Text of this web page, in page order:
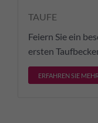
TAUFE
Feiern Sie ein
ersten
ERFAHREN SIE